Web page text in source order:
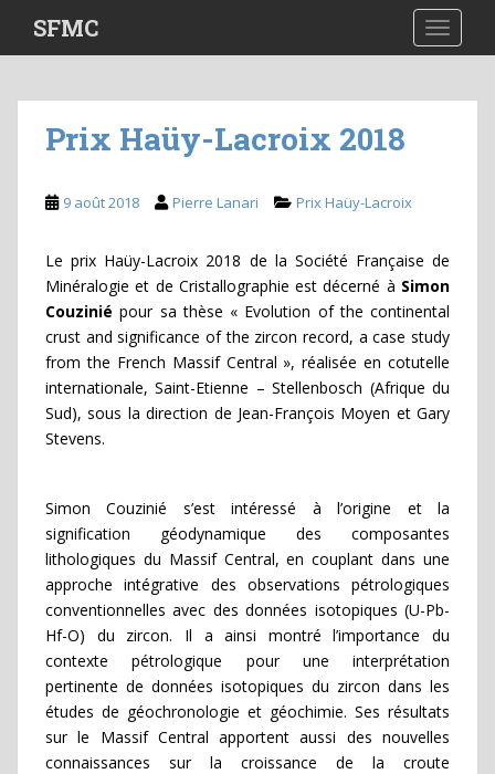
i
SFMC
Prix Haüy-Lacroix 2018
9 août 2018 Pierre Lanari Prix Haüy-Lacroix
Le prix Haüy-Lacroix 2018 de la Société Française de
Minéralogie et de Cristallographie est décerné à Simon
Couzinié pour sa thèse « Evolution of the continental
crust and significance of the zircon record, a case study
from the French Massif Central », réalisée en cotutelle
internationale, Saint-Etienne – Stellenbosch (Afrique du
Sud), sous la direction de Jean-François Moyen et Gary
Stevens.
Simon Couzinié s’est intéressé à l’origine et la
signification géodynamique des composantes
lithologiques du Massif Central, en couplant dans une
approche intégrative des observations pétrologiques
conventionnelles avec des données isotopiques (U-Pb-
Hf-O) du zircon. Il a ainsi montré l’importance du
contexte pétrologique pour une interprétation
pertinente de données isotopiques du zircon dans les
études de géochronologie et géochimie. Ses résultats
sur le Massif Central apportent aussi des nouvelles
connaissances sur la croissance de la croute